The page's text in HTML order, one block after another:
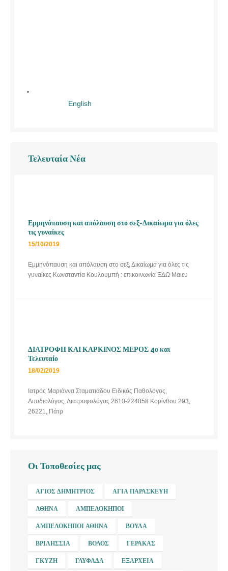
English
Τελευταία Νέα
Εμμηνόπαυση και απόλαυση στο σεξ-Δικαίωμα για όλες
τις γυναίκες
15/10/2019
Εμμηνόπαυση και απόλαυση στο σεξ, Δικαίωμα για όλες τις
γυναίκες Κωνσταντία Κουλουμπή : επικοινωνία ΕΔΩ Μαιευ
ΔΙΑΤΡΟΦΗ ΚΑΙ ΚΑΡΚΙΝΟΣ ΜΕΡΟΣ 4ο και
Τελευταίο
18/02/2019
Ιατρός Μαριάννα Σταματιάδου Ειδικός Παθολόγος,
Λιπιδιολόγος, Διατροφολόγος 2610-224858 Κορίνθου 293,
26221, Πάτρ
Οι Τοποθεσίες μας
ΆΓΙΟΣ ΔΗΜΉΤΡΙΟΣ ΑΓΊΑ ΠΑΡΑΣΚΕΥΉ
ΑΘΉΝΑ ΑΜΠΕΛΌΚΗΠΟΙ
ΑΜΠΕΛΌΚΗΠΟΙ ΑΘΉΝΑ ΒΟΎΛΑ
ΒΡΙΛΉΣΣΙΑ ΒΌΛΟΣ ΓΈΡΑΚΑΣ
ΓΚΎΖΗ ΓΛΥΦΆΔΑ ΕΞΆΡΧΕΙΑ